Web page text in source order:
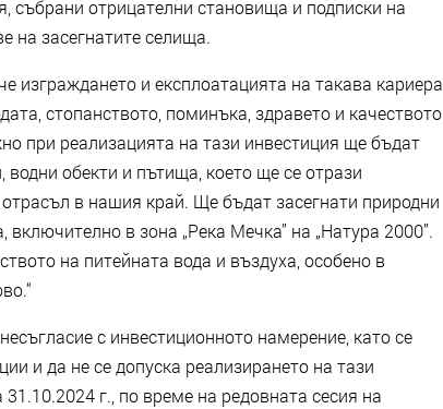
събрани отрицателни становища и подписки на
на засегнатите селища.
изграждането и експлоатацията на такава кариера
стопанството, поминъка, здравето и качеството
при реализацията на тази инвестиция ще бъдат
обекти и пътища, което ще се отрази
в нашия край. Ще бъдат засегнати природни
в зона „Река Мечка” на „Натура 2000”.
на питейната вода и въздуха, особено в
с инвестиционното намерение, като се
и да не се допуска реализирането на тази
г., по време на редовната сесия на